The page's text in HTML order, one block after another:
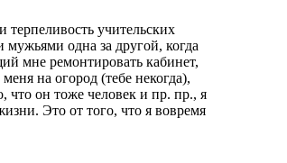
учительских
мужьями одна за другой, когда
мне ремонтировать кабинет,
на огород (тебе некогда),
что он тоже человек и пр. пр., я
Это от того, что я вовремя